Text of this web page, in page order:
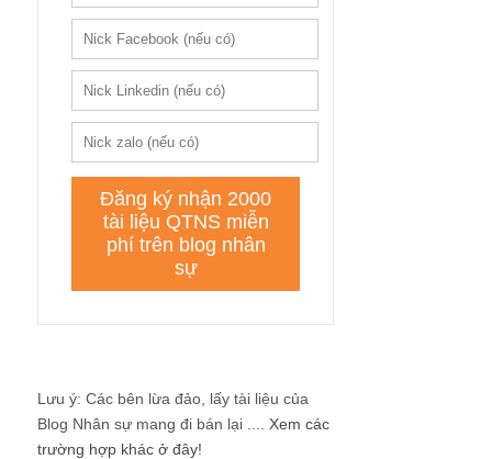
Lưu ý: Các bên lừa đảo, lấy tài liệu của
Blog Nhân sự mang đi bán lại .... Xem các
trường hợp khác ở đây!